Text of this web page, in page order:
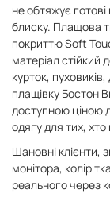
не обтяжує
блиску. Плащова
покриттю Soft
матеріал стійкий
курток,
плащівку Бостон
доступною ціною
одягу для тих,
Шановні клієнти,
монітора, колір
реального через